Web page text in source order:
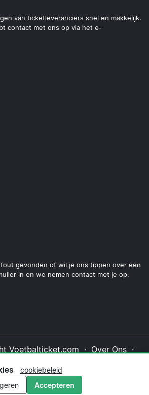
van ticketleveranciers snel en makkelijk.
contact met ons op via het e-
gevonden of wil je ons tippen over een
in en we nemen contact met je op.
Voetbalticket.com · Over Ons·
beleid
cookiebeleid
Accepteren